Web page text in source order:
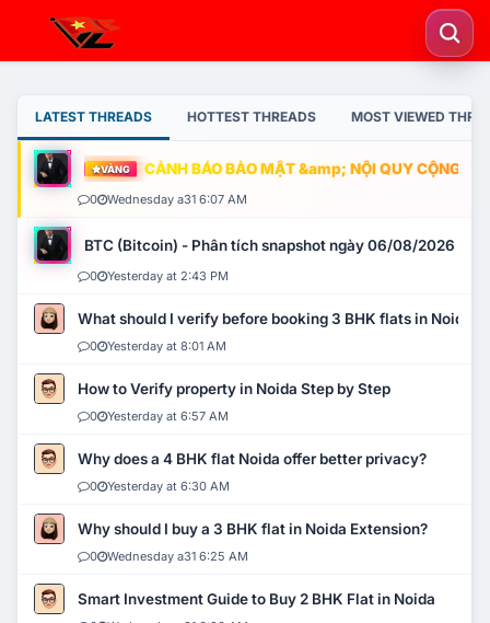
LATEST THREADS HOTTEST THREADS MOST VIEWED
VÀNG CẢNH BÁO BẢO MẬT &amp; NỘI QUY CỘNG
0 Wednesday a31 6:07 AM
BTC (Bitcoin) - Phân tích snapshot ngày 06/08/2026
0 Yesterday at 2:43 PM
What should I verify before booking 3 BHK flats in Noida?
0 Yesterday at 8:01 AM
How to Verify property in Noida Step by Step
0 Yesterday at 6:57 AM
Why does a 4 BHK flat Noida offer better privacy?
0 Yesterday at 6:30 AM
Why should I buy a 3 BHK flat in Noida Extension?
0 Wednesday a31 6:25 AM
Smart Investment Guide to Buy 2 BHK Flat in Noida